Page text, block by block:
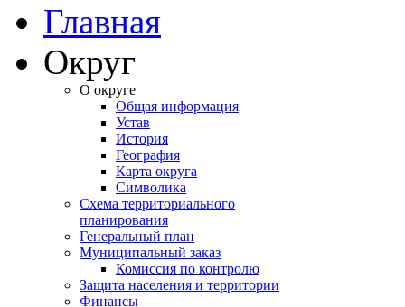
Главная
Округ
О округе
Общая информация
Устав
История
География
Карта округа
Символика
Схема территориального
планирования
Генеральный план
Муниципальный заказ
Комиссия по контролю
Защита населения и территории
Финансы